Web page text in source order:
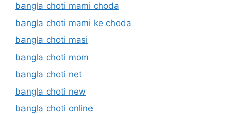
bangla choti mami choda
bangla choti mami ke choda
bangla choti masi
bangla choti mom
bangla choti net
bangla choti new
bangla choti online